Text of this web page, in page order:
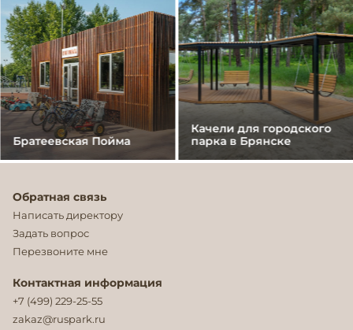
Братеевская Пойма
Качели для городского
парка в Брянске
Обратная связь
Написать директору
Задать вопрос
Перезвоните мне
Контактная информация
+7 (499) 229-25-55
zakaz@ruspark.ru